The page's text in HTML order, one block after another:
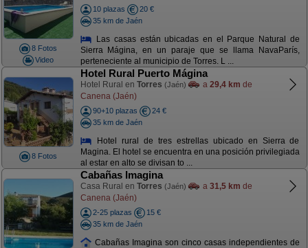
8 Fotos
Video
10 plazas
20 €
35 km de Jaén
Las casas están ubicadas en el Parque Natural de
Sierra Mágina, en un paraje que se llama NavaParís,
perteneciente al municipio de Torres. L ...
8 Fotos
Hotel Rural Puerto Mágina
Hotel Rural en Torres (Jaén) a 29,4 km de
Canena (Jaén)
90+10 plazas
24 €
35 km de Jaén
Hotel rural de tres estrellas ubicado en Sierra de
Magina. El hotel se encuentra en una posición privilegiada
al estar en alto se divisan to ...
Cabañas Imagina
Casa Rural en Torres (Jaén) a 31,5 km de
Canena (Jaén)
2-25 plazas
15 €
35 km de Jaén
Cabañas Imagina son cinco casas independientes de